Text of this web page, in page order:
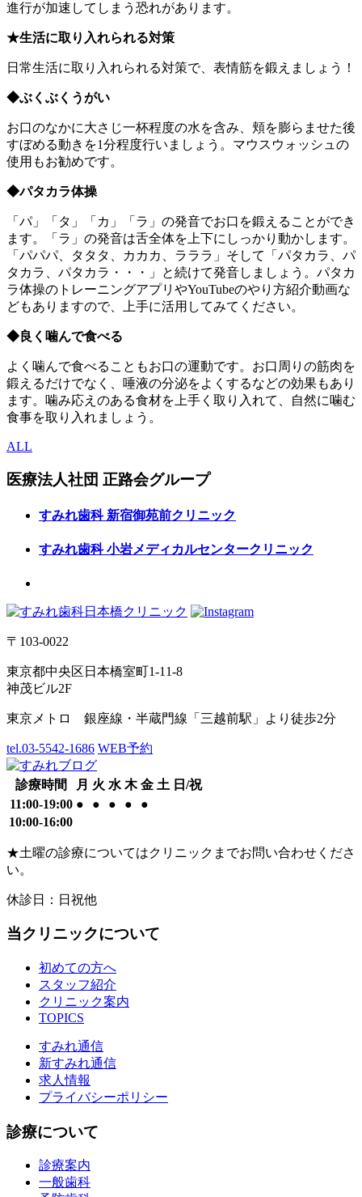
進行が加速してしまう恐れがあります。
★生活に取り入れられる対策
日常生活に取り入れられる対策で、表情筋を鍛えましょう！
◆ぶくぶくうがい
お口のなかに大さじ一杯程度の水を含み、頬を膨らませた後
すぼめる動きを1分程度行いましょう。マウスウォッシュの
使用もお勧めです。
◆パタカラ体操
「パ」「タ」「カ」「ラ」の発音でお口を鍛えることができ
ます。「ラ」の発音は舌全体を上下にしっかり動かします。
「パパパ、タタタ、カカカ、ラララ」そして「パタカラ、パ
タカラ、パタカラ・・・」と続けて発音しましょう。パタカ
ラ体操のトレーニングアプリやYouTubeのやり方紹介動画な
どもありますので、上手に活用してみてください。
◆良く噛んで食べる
よく噛んで食べることもお口の運動です。お口周りの筋肉を
鍛えるだけでなく、唾液の分泌をよくするなどの効果もあり
ます。噛み応えのある食材を上手く取り入れて、自然に噛む
食事を取り入れましょう。
ALL
医療法人社団 正路会グループ
すみれ歯科 新宿御苑前クリニック
すみれ歯科 小岩メディカルセンタークリニック
〒103-0022
東京都中央区日本橋室町1-11-8
神茂ビル2F
東京メトロ 銀座線・半蔵門線「三越前駅」より徒歩2分
tel.03-5542-1686 WEB予約
診療時間 月 火 水 木 金 土 日/祝
11:00-19:00 ● ● ● ●
●
10:00-16:00
★土曜の診療についてはクリニックまでお問い合わせくださ
い。
休診日：日祝他
当クリニックについて
初めての方へ
スタッフ紹介
クリニック案内
TOPICS
すみれ通信
新すみれ通信
求人情報
プライバシーポリシー
診療について
診療案内
一般歯科